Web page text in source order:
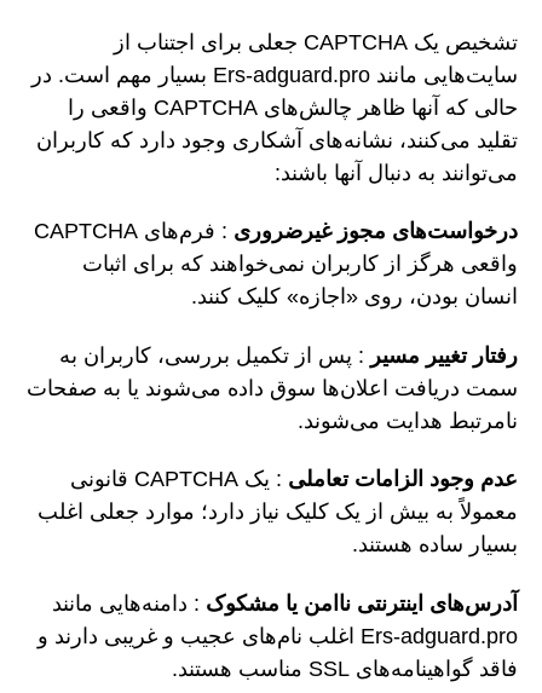
تشخیص یک CAPTCHA جعلی برای اجتناب از
سایت‌هایی مانند Ers-adguard.pro بسیار مهم است. در
حالی که آنها ظاهر چالش‌های CAPTCHA واقعی را
تقلید می‌کنند، نشانه‌های آشکاری وجود دارد که کاربران
می‌توانند به دنبال آنها باشند:
درخواست‌های مجوز غیرضروری
: فرم‌های CAPTCHA
واقعی هرگز از کاربران نمی‌خواهند که برای اثبات
انسان بودن، روی «اجازه» کلیک کنند.
رفتار تغییر مسیر : پس از تکمیل بررسی، کاربران به
سمت دریافت اعلان‌ها سوق داده می‌شوند یا به صفحات
نامرتبط هدایت می‌شوند.
عدم وجود الزامات تعاملی
: یک CAPTCHA قانونی
معمولاً به بیش از یک کلیک نیاز دارد؛ موارد جعلی اغلب
بسیار ساده هستند.
آدرس‌های اینترنتی ناامن یا مشکوک : دامنه‌هایی مانند
Ers-adguard.pro اغلب نام‌های عجیب و غریبی دارند و
فاقد گواهینامه‌های SSL مناسب هستند.